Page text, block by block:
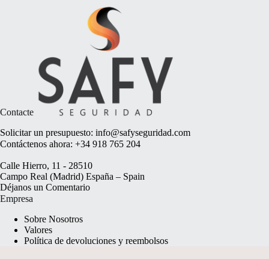
Contacte
Solicitar un presupuesto: info@safyseguridad.com
Contáctenos ahora: +34 918 765 204
Calle Hierro, 11 - 28510
Campo Real (Madrid) España – Spain
Déjanos un Comentario
Empresa
Sobre Nosotros
Valores
Política de devoluciones y reembolsos